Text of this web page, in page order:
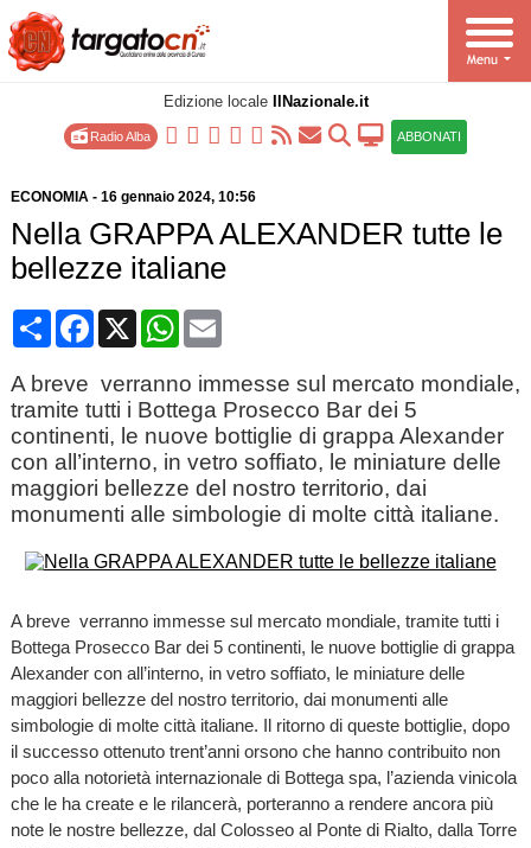
Edizione locale IlNazionale.it
Radio Alba ABBONATI
ECONOMIA- 16 gennaio 2024, 10:56
Nella GRAPPA ALEXANDER tutte le
bellezze italiane
CondividiFacebook
X WhatsApp
Email
A breve verranno immesse sul mercato mondiale,
tramite tutti i Bottega Prosecco Bar dei 5
continenti, le nuove bottiglie di grappa Alexander
con all’interno, in vetro soffiato, le miniature delle
maggiori bellezze del nostro territorio, dai
monumenti alle simbologie di molte città italiane.
A breve verranno immesse sul mercato mondiale, tramite tutti i
Bottega Prosecco Bar dei 5 continenti, le nuove bottiglie di grappa
Alexander con all’interno, in vetro soffiato, le miniature delle
maggiori bellezze del nostro territorio, dai monumenti alle
simbologie di molte città italiane. Il ritorno di queste bottiglie, dopo
il successo ottenuto trent’anni orsono che hanno contribuito non
poco alla notorietà internazionale di Bottega spa, l’azienda vinicola
che le ha create e le rilancerà, porteranno a rendere ancora più
note le nostre bellezze, dal Colosseo al Ponte di Rialto, dalla Torre